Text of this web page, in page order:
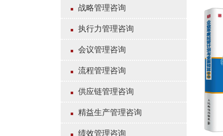
战略管理咨询
执行力管理咨询
会议管理咨询
流程管理咨询
供应链管理咨询
精益生产管理咨询
绩效管理咨询